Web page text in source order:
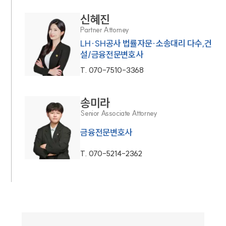
신혜진
Partner Attorney
LH·SH공사 법률자문·소송대리 다수,건
설/금융전문변호사
T. 070-7510-3368
송미라
Senior Associate Attorney
금융전문변호사
T. 070-5214-2362